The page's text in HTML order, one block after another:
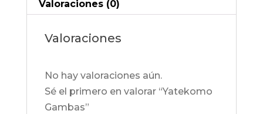
Valoraciones (0)
Valoraciones
No hay valoraciones aún.
Sé el primero en valorar “Yatekomo
Gambas”